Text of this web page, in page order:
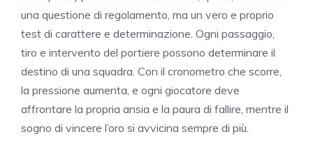
una questione di regolamento, ma un vero e proprio
test di carattere e determinazione. Ogni passaggio,
tiro e intervento del portiere possono determinare il
destino di una squadra. Con il cronometro che scorre,
la pressione aumenta, e ogni giocatore deve
affrontare la propria ansia e la paura di fallire, mentre il
sogno di vincere l’oro si avvicina sempre di più.